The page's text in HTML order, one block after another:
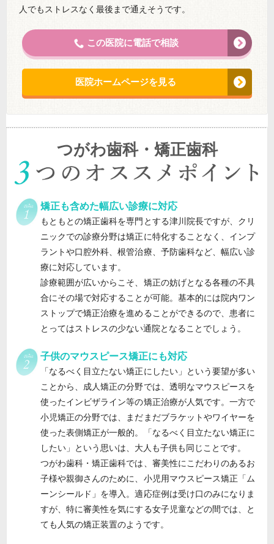
人でもストレスなく最後まで通えそうです。
この医院に電話で相談
医院ホームページを見る
つがわ歯科・矯正歯科
矯正も含めた幅広い診療に対応
もともとの矯正歯科を専門とする津川院長ですが、クリ
ニックでの診療分野は矯正に特化することなく、インプ
ラントや口腔外科、根管治療、予防歯科など、幅広い診
療に対応しています。
診療範囲が広いからこそ、矯正の妨げとなる各種の不具
合にその場で対応することが可能。基本的には院内ワン
ストップで矯正治療を進めることができるので、患者に
とってはストレスの少ない通院となることでしょう。
子供のマウスピース矯正にも対応
「なるべく目立たない矯正にしたい」という要望が多い
ことから、成人矯正の分野では、透明なマウスピースを
使ったインビザライン等の矯正治療が人気です。一方で
小児矯正の分野では、まだまだブラケットやワイヤーを
使った表側矯正が一般的。「なるべく目立たない矯正に
したい」という思いは、大人も子供も同じことです。
つがわ歯科・矯正歯科では、審美性にこだわりのあるお
子様や親御さんのために、小児用マウスピース矯正「ム
ーンシールド」を導入。適応症例は受け口のみになりま
すが、特に審美性を気にする女子児童などの間では、と
ても人気の矯正装置のようです。